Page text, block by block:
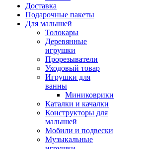
Доставка
Подарочные пакеты
Для малышей
Толокары
Деревянные
игрушки
Прорезыватели
Уходовый товар
Игрушки для
ванны
Миниковрики
Каталки и качалки
Конструкторы для
малышей
Мобили и подвески
Музыкальные